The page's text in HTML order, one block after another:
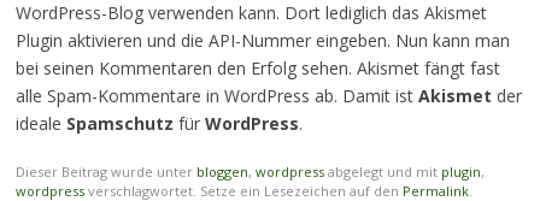
WordPress-Blog verwenden kann. Dort lediglich das Akismet
Plugin aktivieren und die API-Nummer eingeben. Nun kann man
bei seinen Kommentaren den Erfolg sehen. Akismet fängt fast
alle Spam-Kommentare in WordPress ab. Damit ist Akismet der
ideale Spamschutz für WordPress.
Dieser Beitrag wurde unter bloggen, wordpressabgelegt und mit plugin,
wordpressverschlagwortet. Setze ein Lesezeichen auf den Permalink.